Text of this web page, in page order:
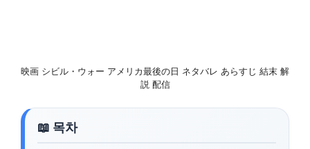
映画 シビル・ウォー アメリカ最後の日 ネタバレ あらすじ 結末 解
説 配信